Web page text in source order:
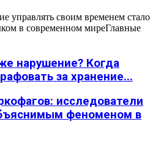
управлять своим временем стало
в современном миреГлавные
нарушение? Когда
за хранение...
исследователи
феноменом в